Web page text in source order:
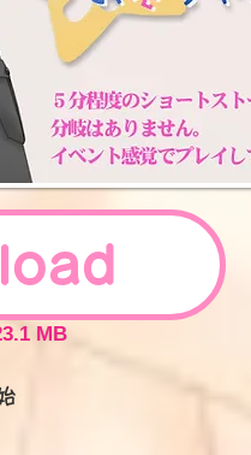
MB